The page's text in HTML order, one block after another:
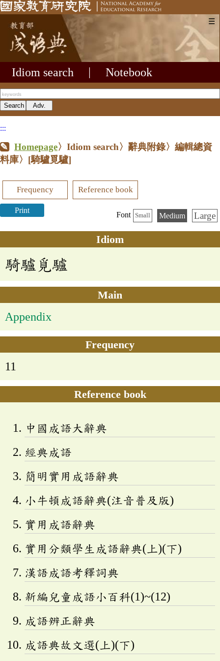
☰
Idiom search Notebook
:::
Homepage〉Idiom search〉辭典附錄〉編輯總資
料庫〉 [騎驢覓驢]
Frequency Reference book
Print
Font Small Medium Large
Idiom
騎驢覓驢
Main
Appendix
Frequency
11
Reference book
中國成語大辭典
經典成語
簡明實用成語辭典
小牛頓成語辭典(注音普及版)
實用成語辭典
實用分類學生成語辭典(上)(下)
漢語成語考釋詞典
新編兒童成語小百科(1)~(12)
成語辨正辭典
成語典故文選(上)(下)